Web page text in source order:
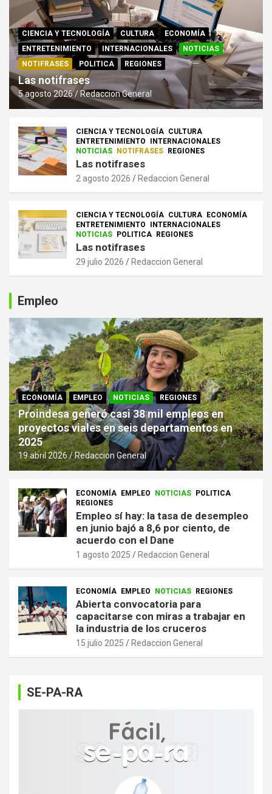
CIENCIA Y TECNOLOGÍA CULTURA
ECONOMÍA
ENTRETENIMIENTO
INTERNACIONALES
NOTICIAS
NOTIFRASES
POLITICA REGIONES
Las notifrases
5 agosto 2026 Redaccion General
CIENCIA Y TECNOLOGÍA CULTURA
ENTRETENIMIENTO
INTERNACIONALES
NOTICIAS
NOTIFRASES REGIONES
Las notifrases
2 agosto 2026 Redaccion General
CIENCIA Y TECNOLOGÍA CULTURA
ECONOMÍA
ENTRETENIMIENTO
INTERNACIONALES
NOTICIAS
POLITICA REGIONES
Las notifrases
29 julio 2026 Redaccion General
Empleo
ECONOMÍA EMPLEO NOTICIAS REGIONES
Proindesa generó casi 38 mil empleos en
proyectos viales en seis departamentos en
2025
19 abril 2026 Redaccion General
ECONOMÍA EMPLEO NOTICIAS
POLITICA
REGIONES
Empleo sí hay: la tasa de desempleo
en junio bajó a 8,6 por ciento, de
acuerdo con el Dane
1 agosto 2025 Redaccion General
ECONOMÍA EMPLEO NOTICIAS REGIONES
Abierta convocatoria para
capacitarse con miras a trabajar en
la industria de los cruceros
15 julio 2025 Redaccion General
SE-PA-RA